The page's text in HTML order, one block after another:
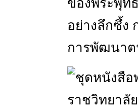
อย่างลึกซึ้ง
การพัฒนา